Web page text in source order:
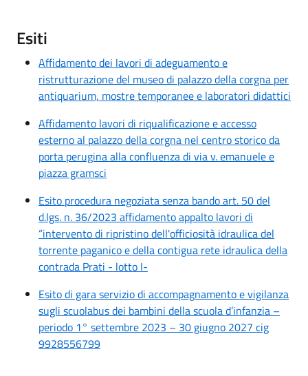
Esiti
Affidamento dei lavori di adeguamento e
ristrutturazione del museo di palazzo della corgna per
antiquarium, mostre temporanee e laboratori didattici
Affidamento lavori di riqualificazione e accesso
esterno al palazzo della corgna nel centro storico da
porta perugina alla confluenza di via v. emanuele e
piazza gramsci
Esito procedura negoziata senza bando art. 50 del
d.lgs. n. 36/2023 affidamento appalto lavori di
“intervento di ripristino dell'officiosità idraulica del
torrente paganico e della contigua rete idraulica della
contrada Prati - lotto I-
Esito di gara servizio di accompagnamento e vigilanza
sugli scuolabus dei bambini della scuola d’infanzia –
periodo 1° settembre 2023 – 30 giugno 2027 cig
9928556799